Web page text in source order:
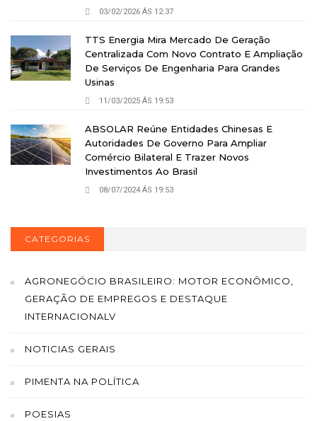
03/02/2026 ÁS 12:37
TTS Energia Mira Mercado De Geração
Centralizada Com Novo Contrato E Ampliação
De Serviços De Engenharia Para Grandes
Usinas
11/03/2025 ÁS 19:53
ABSOLAR Reúne Entidades Chinesas E
Autoridades De Governo Para Ampliar
Comércio Bilateral E Trazer Novos
Investimentos Ao Brasil
08/07/2024 ÁS 19:53
CATEGORIAS
AGRONEGÓCIO BRASILEIRO: MOTOR ECONÔMICO,
GERAÇÃO DE EMPREGOS E DESTAQUE
INTERNACIONALV
NOTICIAS GERAIS
PIMENTA NA POLÍTICA
POESIAS